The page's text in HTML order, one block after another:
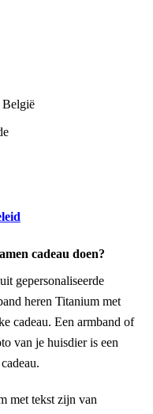
België
cadeau doen?
gepersonaliseerde
heren Titanium met
cadeau. Een armband of
van je huisdier is een
met tekst zijn van